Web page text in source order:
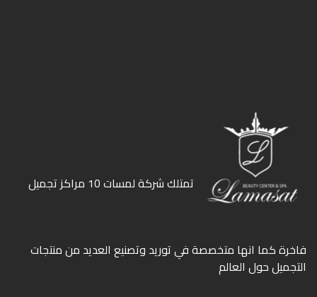
ﺗﻤﺘﻠﻚ ﺷﺮﻛﺔ ﻟﻤﺴﺎت 10 ﻣﺮاﻛﺰ ﺗﺠﻤﻴﻞ
ﻓﺎﺧﺮة كما انها ﻣﺘﺨﺼﺼﺔ ﻓﻲ ﺗﻮرﻳﺪ وﺗﺼﻨﻴﻊ اﻟﻌﺪﻳﺪ ﻣﻦ ﻣﻨﺘﺠﺎت
اﻟﺘﺠﻤﻴﻞ ﺣﻮل اﻟﻌﺎﻟﻢ